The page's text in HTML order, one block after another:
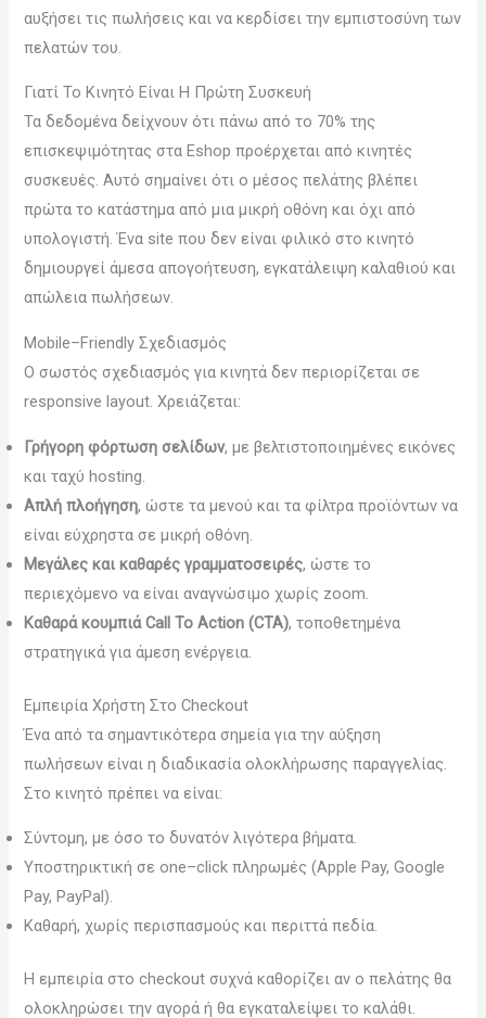
αυξήσει τις πωλήσεις και να κερδίσει την εμπιστοσύνη των
πελατών του.
Γιατί Το Κινητό Είναι Η Πρώτη Συσκευή
Τα δεδομένα δείχνουν ότι πάνω από το 70% της
επισκεψιμότητας στα Eshop προέρχεται από κινητές
συσκευές. Αυτό σημαίνει ότι ο μέσος πελάτης βλέπει
πρώτα το κατάστημα από μια μικρή οθόνη και όχι από
υπολογιστή. Ένα site που δεν είναι φιλικό στο κινητό
δημιουργεί άμεσα απογοήτευση, εγκατάλειψη καλαθιού και
απώλεια πωλήσεων.
Mobile–Friendly Σχεδιασμός
Ο σωστός σχεδιασμός για κινητά δεν περιορίζεται σε
responsive layout. Χρειάζεται:
Γρήγορη φόρτωση σελίδων, με βελτιστοποιημένες εικόνες
και ταχύ hosting.
Απλή πλοήγηση, ώστε τα μενού και τα φίλτρα προϊόντων να
είναι εύχρηστα σε μικρή οθόνη.
Μεγάλες και καθαρές γραμματοσειρές, ώστε το
περιεχόμενο να είναι αναγνώσιμο χωρίς zoom.
Καθαρά κουμπιά Call To Action (CTA), τοποθετημένα
στρατηγικά για άμεση ενέργεια.
Εμπειρία Χρήστη Στο Checkout
Ένα από τα σημαντικότερα σημεία για την αύξηση
πωλήσεων είναι η διαδικασία ολοκλήρωσης παραγγελίας.
Στο κινητό πρέπει να είναι:
Σύντομη, με όσο το δυνατόν λιγότερα βήματα.
Υποστηρικτική σε one–click πληρωμές (Apple Pay, Google
Pay, PayPal).
Καθαρή, χωρίς περισπασμούς και περιττά πεδία.
Η εμπειρία στο checkout συχνά καθορίζει αν ο πελάτης θα
ολοκληρώσει την αγορά ή θα εγκαταλείψει το καλάθι.